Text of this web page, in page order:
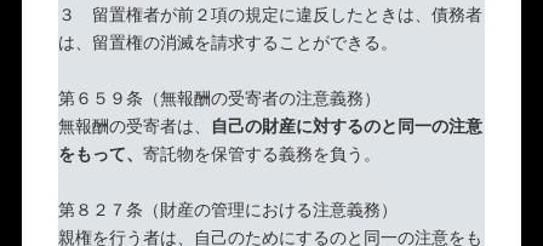
３ 留置権者が前２項の規定に違反したときは、債務者
は、留置権の消滅を請求することができる。
第６５９条（無報酬の受寄者の注意義務）
無報酬の受寄者は、
自己の財産に対するのと同一の注意
をもって、 寄託物を保管する義務を負う。
第８２７条（財産の管理における注意義務）
親権を行う者は、自己のためにするのと同一の注意をも